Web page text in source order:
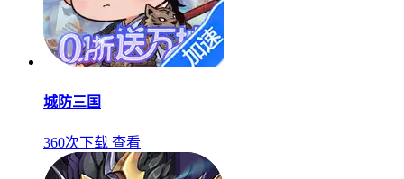
城防三国
360次下载 查看